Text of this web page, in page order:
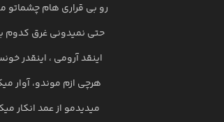
رو بی قراری هام چشماتو
حتی نمیدونی غرق کدوم
اینقد آرومی ، اینقدر
هرچی ازم موندو، آوار
میدیدمو از عمد انکار